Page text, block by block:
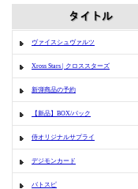
ヴァイスシュヴァルツ
Xross Stars | クロススターズ
新弾商品の予約
【新品】BOX/パック
侍オリジナルサプライ
デジモンカード
バトスピ